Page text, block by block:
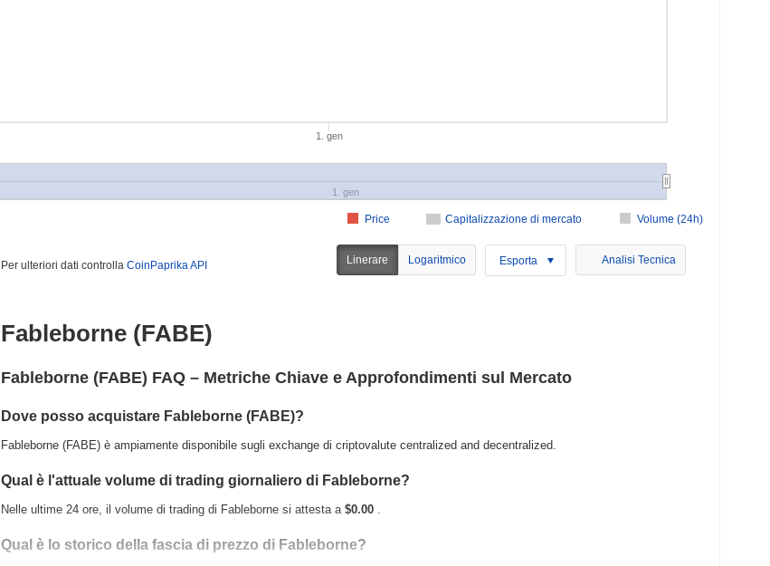
Capitalizzazione di mercato Volume (24h)
Price
1. gen
1. gen
Per ulteriori dati controlla CoinPaprika API Linerare Logaritmico Esporta Analisi Tecnica
Fableborne (FABE)
Fableborne (FABE) FAQ – Metriche Chiave e Approfondimenti sul Mercato
Dove posso acquistare Fableborne (FABE)?
Fableborne (FABE) è ampiamente disponibile sugli exchange di criptovalute centralized and decentralized.
Qual è l'attuale volume di trading giornaliero di Fableborne?
Nelle ultime 24 ore, il volume di trading di Fableborne si attesta a $0.00 .
Qual è lo storico della fascia di prezzo di Fableborne?